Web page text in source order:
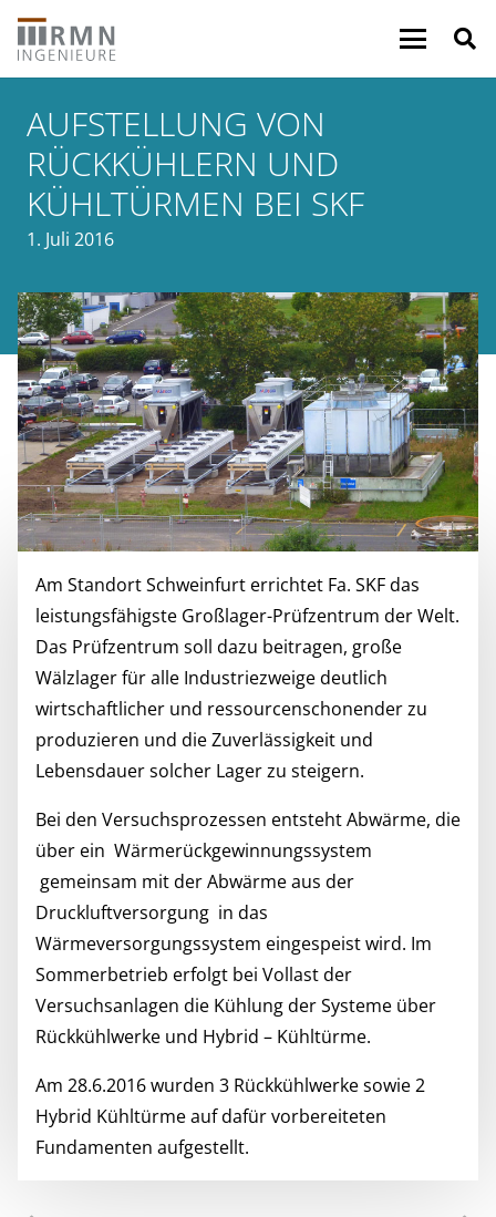
AUFSTELLUNG VON
RÜCKKÜHLERN UND
KÜHLTÜRMEN BEI SKF
1. Juli 2016
Am Standort Schweinfurt errichtet Fa. SKF das
leistungsfähigste Großlager-Prüfzentrum der Welt.
Das Prüfzentrum soll dazu beitragen, große
Wälzlager für alle Industriezweige deutlich
wirtschaftlicher und ressourcenschonender zu
produzieren und die Zuverlässigkeit und
Lebensdauer solcher Lager zu steigern.
Bei den Versuchsprozessen entsteht Abwärme, die
über ein Wärmerückgewinnungssystem
gemeinsam mit der Abwärme aus der
Druckluftversorgung in das
Wärmeversorgungssystem eingespeist wird. Im
Sommerbetrieb erfolgt bei Vollast der
Versuchsanlagen die Kühlung der Systeme über
Rückkühlwerke und Hybrid – Kühltürme.
Am 28.6.2016 wurden 3 Rückkühlwerke sowie 2
Hybrid Kühltürme auf dafür vorbereiteten
Fundamenten aufgestellt.